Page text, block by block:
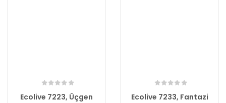
Ecolive 7223, Üçgen
Ecolive 7233, Fantazi